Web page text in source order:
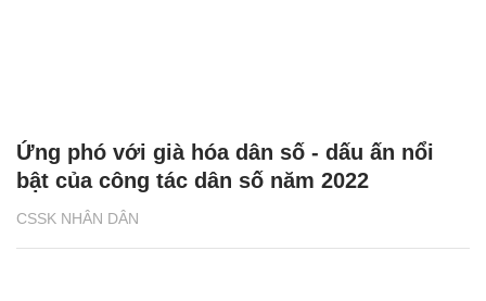
CSSK NHÂN DÂN
Ứng phó với già hóa dân số - dấu ấn nổi
bật của công tác dân số năm 2022